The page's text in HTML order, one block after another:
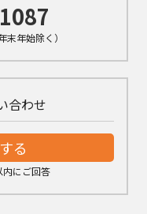
年始除く）
合わせ
る
にご回答